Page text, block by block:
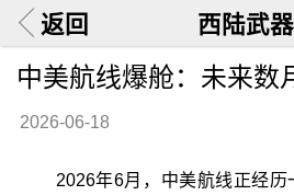
返回 西陆武器
中美航线爆舱：未来数
2026-06-18
2026年6月，中美航线正经历